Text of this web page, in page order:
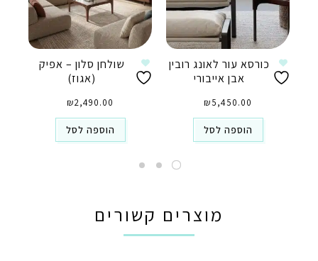
כורסא עור לאונג רובין
אבן אייבורי
₪5,450.00
הוספה לסל
שולחן סלון – אפיק
(אגוז)
₪2,490.00
הוספה לסל
מוצרים קשורים